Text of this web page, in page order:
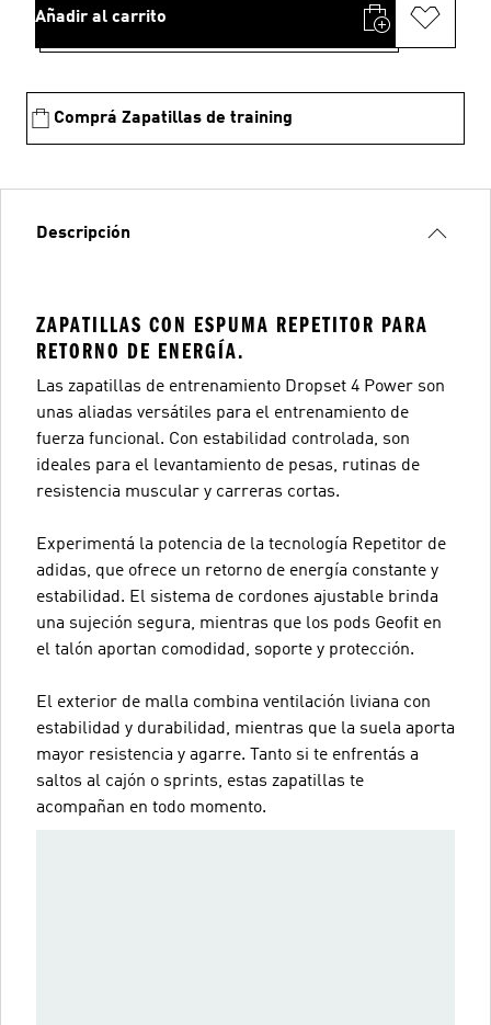
Añadir al carrito
Comprá Zapatillas de training
Descripción
ZAPATILLAS CON ESPUMA REPETITOR PARA
RETORNO DE ENERGÍA.
Las zapatillas de entrenamiento Dropset 4 Power son
unas aliadas versátiles para el entrenamiento de
fuerza funcional. Con estabilidad controlada, son
ideales para el levantamiento de pesas, rutinas de
resistencia muscular y carreras cortas.
Experimentá la potencia de la tecnología Repetitor de
adidas, que ofrece un retorno de energía constante y
estabilidad. El sistema de cordones ajustable brinda
una sujeción segura, mientras que los pods Geofit en
el talón aportan comodidad, soporte y protección.
El exterior de malla combina ventilación liviana con
estabilidad y durabilidad, mientras que la suela aporta
mayor resistencia y agarre. Tanto si te enfrentás a
saltos al cajón o sprints, estas zapatillas te
acompañan en todo momento.